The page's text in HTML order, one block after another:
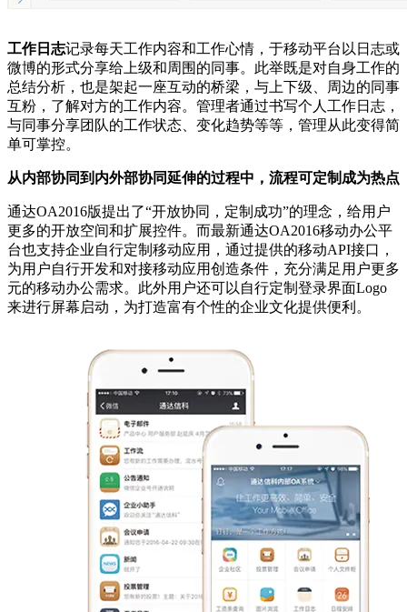
工作日志记录每天工作内容和工作心情，于移动平台以日志或
微博的形式分享给上级和周围的同事。此举既是对自身工作的
总结分析，也是架起一座互动的桥梁，与上下级、周边的同事
互粉，了解对方的工作内容。管理者通过书写个人工作日志，
与同事分享团队的工作状态、变化趋势等等，管理从此变得简
单可掌控。
从内部协同到内外部协同延伸的过程中，流程可定制成为热点
通达OA2016版提出了“开放协同，定制成功”的理念，给用户
更多的开放空间和扩展控件。而最新通达OA2016移动办公平
台也支持企业自行定制移动应用，通过提供的移动API接口，
为用户自行开发和对接移动应用创造条件，充分满足用户更多
元的移动办公需求。此外用户还可以自行定制登录界面Logo
来进行屏幕启动，为打造富有个性的企业文化提供便利。